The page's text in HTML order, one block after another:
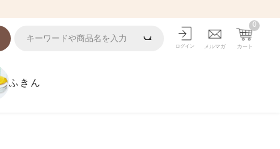
ログイン メルマガ
0
カート
ふきん